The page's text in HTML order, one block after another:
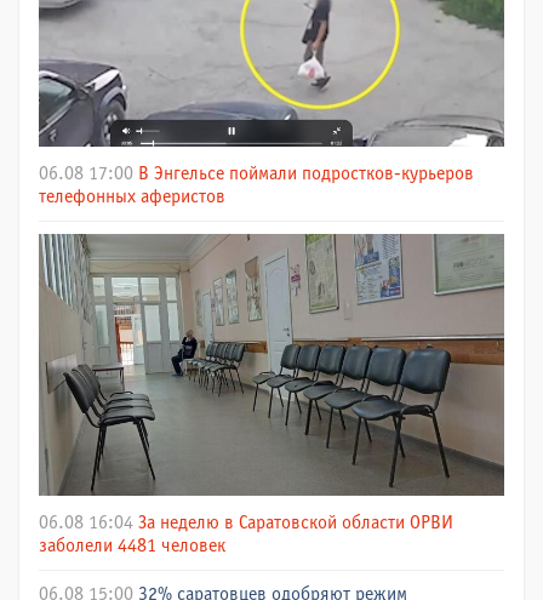
06.08 17:00 В Энгельсе поймали подростков-курьеров
телефонных аферистов
06.08 16:04 За неделю в Саратовской области ОРВИ
заболели 4481 человек
06.08 15:00 32% саратовцев одобряют режим